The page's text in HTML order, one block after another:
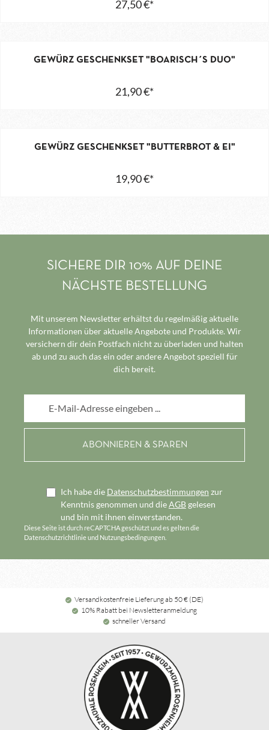
27,50 €*
GEWÜRZ GESCHENKSET "BOARISCH´S DUO"
21,90 €*
GEWÜRZ GESCHENKSET "BUTTERBROT & EI"
19,90 €*
SICHERE DIR 10% AUF DEINE
NÄCHSTE BESTELLUNG
Mit unserem Newsletter erhältst du regelmäßig aktuelle
Informationen über aktuelle Angebote und Produkte. Wir
versichern dir dein Postfach nicht zu überladen und halten
ab und zu auch das ein oder andere Angebot speziell für
dich bereit.
Ich habe die Datenschutzbestimmungen zur
Kenntnis genommen und dieAGBgelesen
und bin mit ihnen einverstanden.
Diese Seite ist durch reCAPTCHA geschützt und es gelten die
Datenschutzrichtlinieund Nutzungsbedingungen
Versandkostenfreie Lieferung ab 50 € (DE)
10% Rabatt bei Newsletteranmeldung
schneller Versand